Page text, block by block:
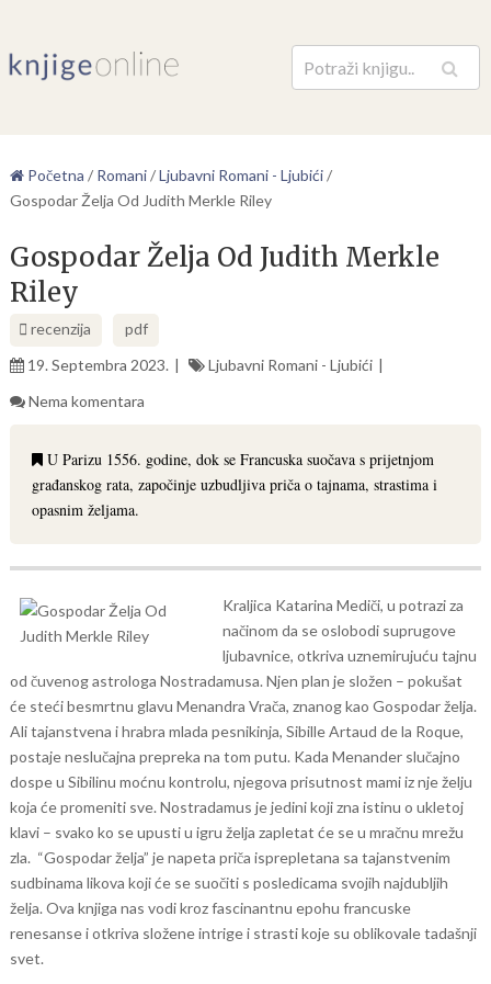
Pretraga
Početna / Romani/Ljubavni Romani - Ljubići/
Gospodar Želja Od Judith Merkle Riley
Gospodar Želja Od Judith Merkle
Riley
recenzija
pdf
19. Septembra 2023.
Ljubavni Romani - Ljubići
Nema komentara
U Parizu 1556. godine, dok se Francuska suočava s prijetnjom
građanskog rata, započinje uzbudljiva priča o tajnama, strastima i
opasnim željama.
Kraljica Katarina Mediči, u potrazi za
načinom da se oslobodi suprugove
ljubavnice, otkriva uznemirujuću tajnu
od čuvenog astrologa Nostradamusa. Njen plan je složen – pokušat
će steći besmrtnu glavu Menandra Vrača, znanog kao Gospodar želja.
Ali tajanstvena i hrabra mlada pesnikinja, Sibille Artaud de la Roque,
postaje neslučajna prepreka na tom putu. Kada Menander slučajno
dospe u Sibilinu moćnu kontrolu, njegova prisutnost mami iz nje želju
koja će promeniti sve. Nostradamus je jedini koji zna istinu o ukletoj
klavi – svako ko se upusti u igru želja zapletat će se u mračnu mrežu
zla. “Gospodar želja” je napeta priča isprepletana sa tajanstvenim
sudbinama likova koji će se suočiti s posledicama svojih najdubljih
želja. Ova knjiga nas vodi kroz fascinantnu epohu francuske
renesanse i otkriva složene intrige i strasti koje su oblikovale tadašnji
svet.